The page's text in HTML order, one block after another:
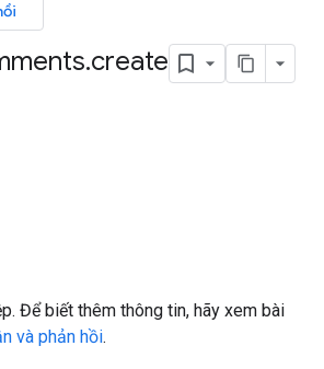
.create
Để biết thêm thông tin, hãy xem bài
và phản hồi.